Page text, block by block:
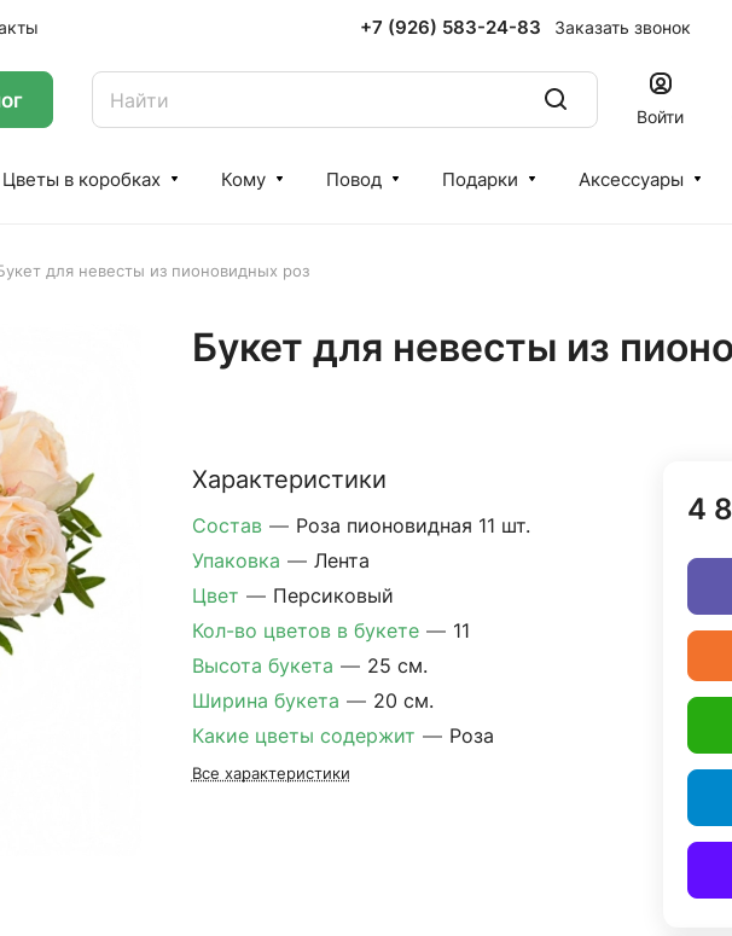
+7 (926) 583-24-83 Заказать звонок
Войти
Цветы в коробках Кому Повод Подарки Аксессуары
для невесты из пионовидных роз
Букет для невесты из
Характеристики
Состав — Роза пионовидная 11 шт.
Упаковка — Лента
Цвет — Персиковый
Кол-во цветов в букете — 11
Высота букета — 25 см.
Ширина букета — 20 см.
Какие цветы содержит — Роза
Все характеристики
4